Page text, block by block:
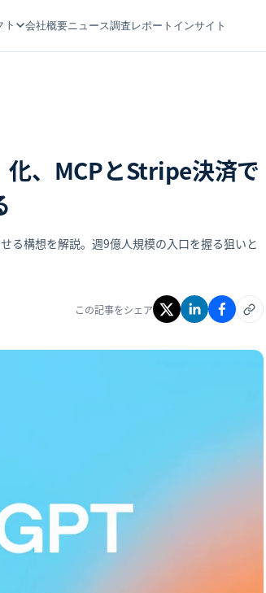
ト 会社概要ニュース調査レポート インサイト
、MCPとStripe決済で
る構想を解説。週9億人規模の入口を握る狙いと
この記事をシェア